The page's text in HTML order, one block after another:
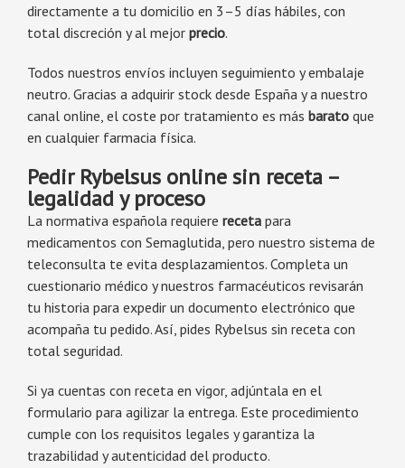
directamente a tu domicilio en 3–5 días hábiles, con
total discreción y al mejor precio.
Todos nuestros envíos incluyen seguimiento y embalaje
neutro. Gracias a adquirir stock desde España y a nuestro
canal online, el coste por tratamiento es más barato que
en cualquier farmacia física.
Pedir Rybelsus online sin receta –
legalidad y proceso
La normativa española requiere receta para
medicamentos con Semaglutida, pero nuestro sistema de
teleconsulta te evita desplazamientos. Completa un
cuestionario médico y nuestros farmacéuticos revisarán
tu historia para expedir un documento electrónico que
acompaña tu pedido. Así, pides Rybelsus sin receta con
total seguridad.
Si ya cuentas con receta en vigor, adjúntala en el
formulario para agilizar la entrega. Este procedimiento
cumple con los requisitos legales y garantiza la
trazabilidad y autenticidad del producto.